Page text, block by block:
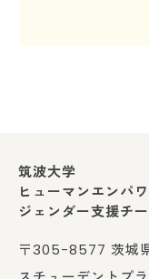
筑波大学
ヒューマンエンパ
ジェンダー支援チ
〒305-8577 茨城